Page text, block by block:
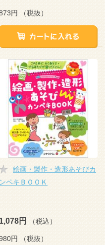
円 （税抜）
絵画・製作・造形あそびカ
ンペキＢＯＯＫ
1,078円 （税込）
円 （税抜）